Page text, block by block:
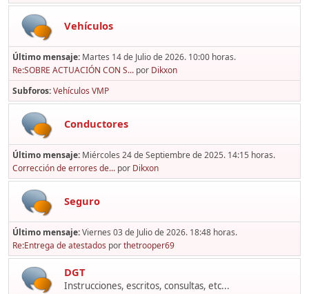
Vehículos
Último mensaje: Martes 14 de Julio de 2026. 10:00 horas.
Re:SOBRE ACTUACIÓN CON S... por Dikxon
Subforos Vehículos VMP
Conductores
Último mensaje: Miércoles 24 de Septiembre de 2025. 14:15 horas.
Corrección de errores de... por Dikxon
Seguro
Último mensaje:Viernes 03 de Julio de 2026. 18:48 horas.
Re:Entrega de atestados porthetrooper69
DGT
Instrucciones, escritos, consultas, etc...